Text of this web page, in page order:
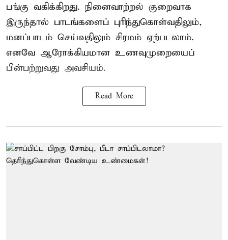
பங்கு வகிக்கிறது. நினைவாற்றல் குறைவாக
இருந்தால் பாடங்களைப் புரிந்துகொள்வதிலும்,
மனப்பாடம் செய்வதிலும் சிரமம் ஏற்படலாம்.
எனவே ஆரோக்கியமான உணவுமுறையைப்
பின்பற்றுவது அவசியம்.
Read More